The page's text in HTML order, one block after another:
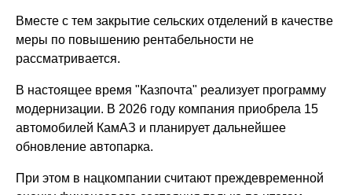
Вместе с тем закрытие сельских отделений в качестве
меры по повышению рентабельности не
рассматривается.
В настоящее время "Казпочта" реализует программу
модернизации. В 2026 году компания приобрела 15
автомобилей КамАЗ и планирует дальнейшее
обновление автопарка.
При этом в нацкомпании считают преждевременной